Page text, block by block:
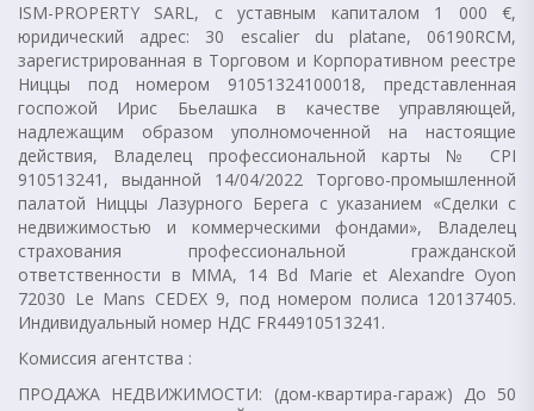
ISM-PROPERTY SARL, с уставным капиталом 1 000 €,
юридический адрес: 30 escalier du platane, 06190RCM,
зарегистрированная в Торговом и Корпоративном реестре
Ниццы под номером 91051324100018, представленная
госпожой Ирис Бьелашка в качестве управляющей,
надлежащим образом уполномоченной на настоящие
действия, Владелец профессиональной карты № CPI
910513241, выданной 14/04/2022 Торгово-промышленной
палатой Ниццы Лазурного Берега с указанием «Сделки с
недвижимостью и коммерческими фондами», Владелец
страхования профессиональной гражданской
ответственности в MMA, 14 Bd Marie et Alexandre Oyon
72030 Le Mans CEDEX 9, под номером полиса 120137405.
Индивидуальный номер НДС FR44910513241.
Комиссия агентства :
ПРОДАЖА НЕДВИЖИМОСТИ: (дом-квартира-гараж) До 50